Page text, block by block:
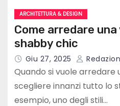
ARCHITETTURA & DESIGN
Come arredare
shabby chic
Giu 27, 2025
Quando si vuole arredare
scegliere innanzi tutto lo
esempio, uno degli stili…